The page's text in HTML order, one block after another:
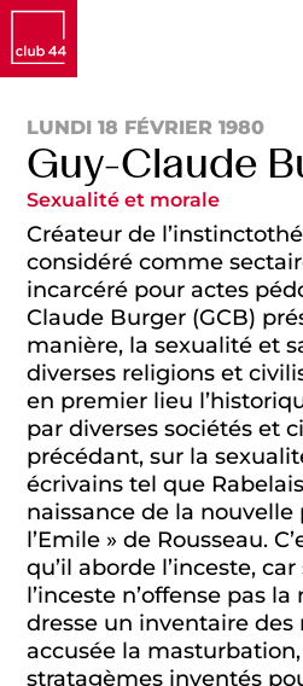
LUNDI 18 FÉVRIER 1980
Guy-Claude
Sexualité et morale
Créateur de
considéré comme
incarcéré pour actes
Claude Burger (GCB)
manière, la sexualité et
diverses religions et
en premier lieu
par diverses sociétés et
précédant, sur la
écrivains tel que
naissance de la nouvelle
l’Emile » de Rousseau.
qu’il aborde l’inceste,
l’inceste n’offense pas la
dresse un inventaire
accusée la
stratagèmes inventés